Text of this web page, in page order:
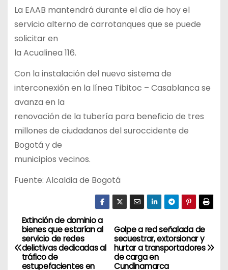
La EAAB mantendrá durante el día de hoy el
servicio alterno de carrotanques que se puede
solicitar en
la Acualinea 116.
Con la instalación del nuevo sistema de
interconexión en la línea Tibitoc – Casablanca se
avanza en la
renovación de la tubería para beneficio de tres
millones de ciudadanos del suroccidente de
Bogotá y de
municipios vecinos.
Fuente: Alcaldia de Bogotá
N
a
Golpe a red señalada de
secuestrar, extorsionar y
hurtar a transportadores
de carga en
Cundinamarca
Extinción de dominio a
bienes que estarían al
servicio de redes
delictivas dedicadas al
tráfico de
estupefacientes en